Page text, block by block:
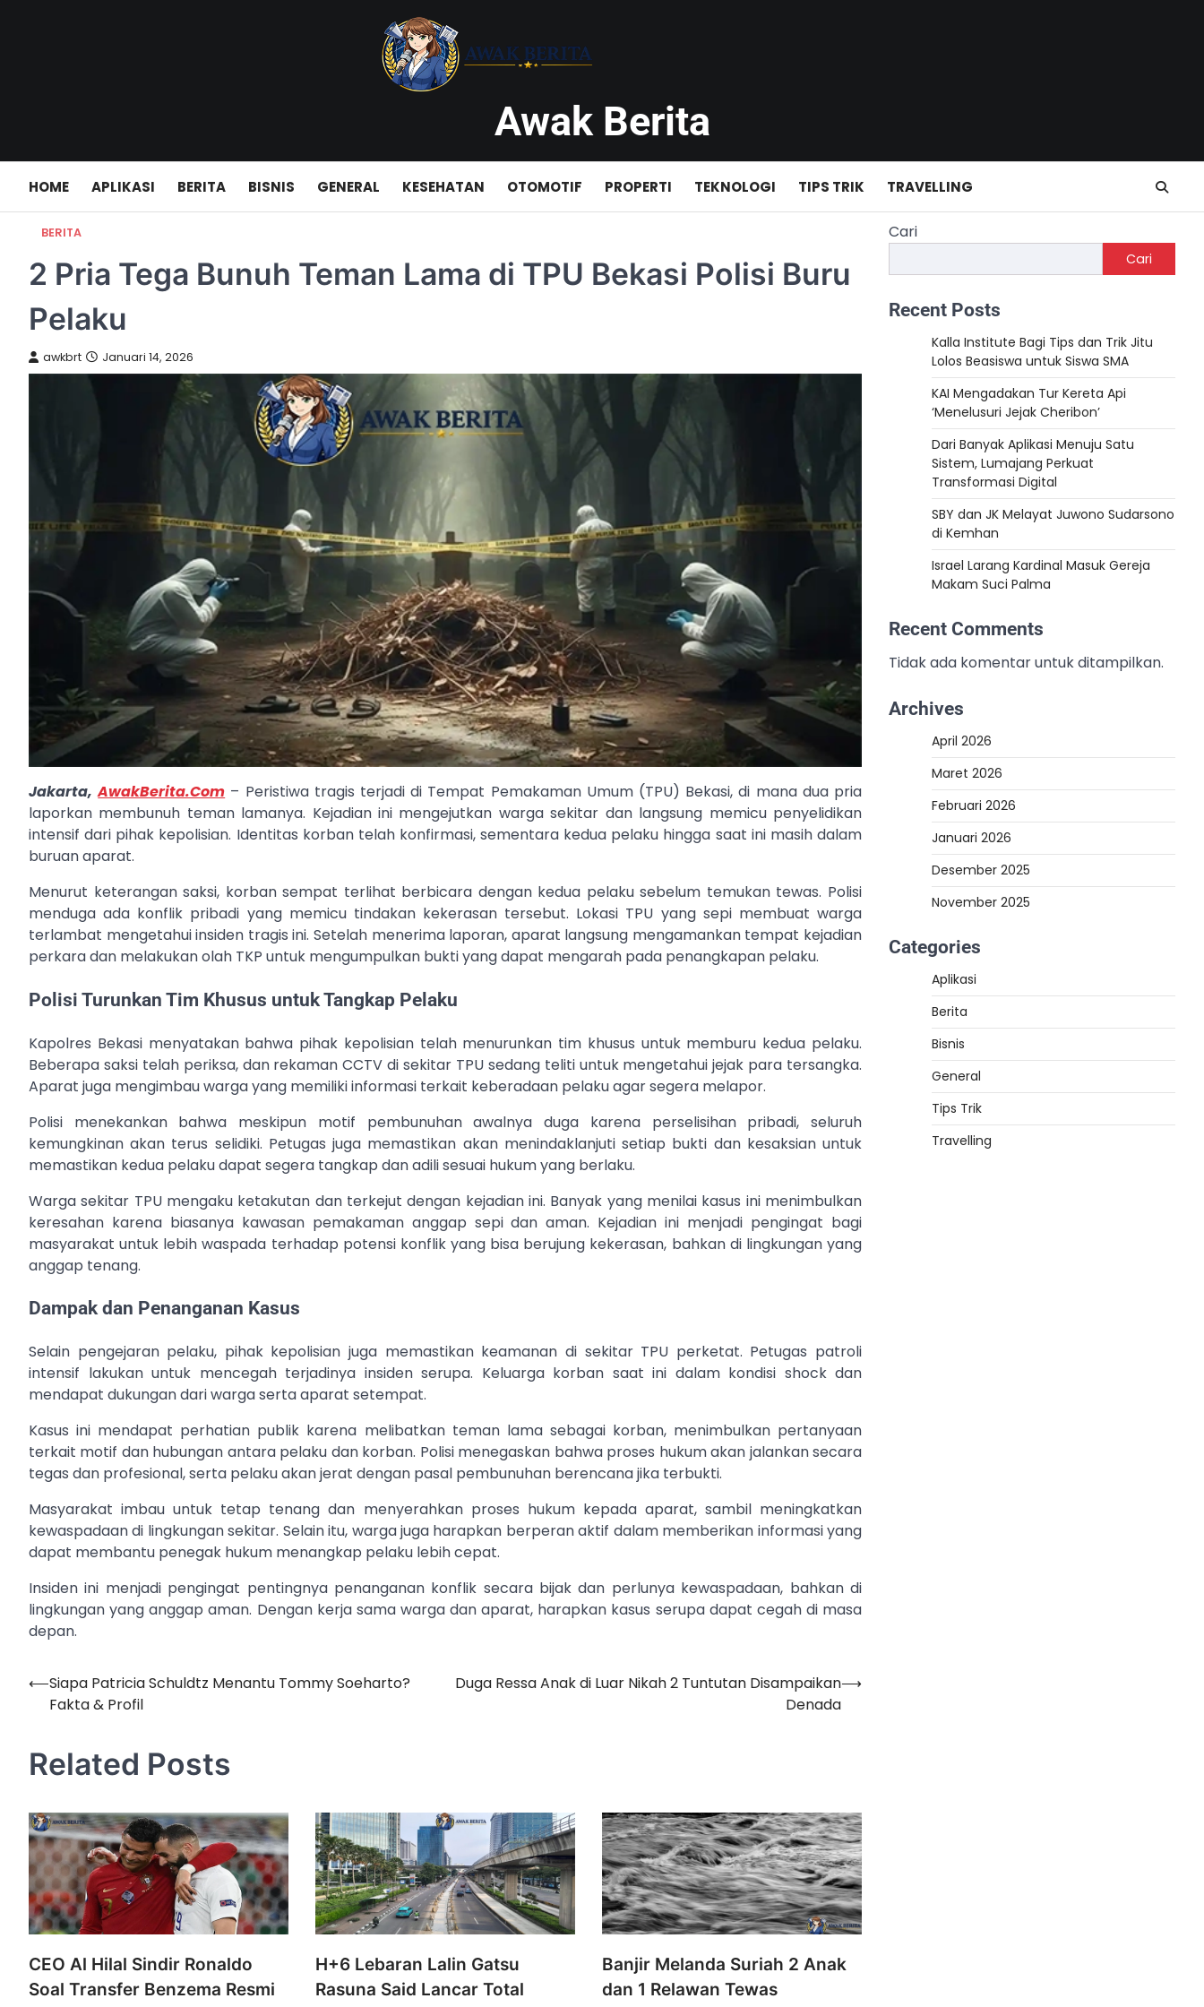
Awak Berita
HOME APLIKASI BERITA BISNIS GENERAL KESEHATAN OTOMOTIF PROPERTI TEKNOLOGI TIPS TRIK TRAVELLING
BERITA
2 Pria Tega Bunuh Teman Lama di TPU Bekasi Polisi Buru
Pelaku
awkbrt Januari 14, 2026
Jakarta,AwakBerita.Com – Peristiwa tragis terjadi di Tempat Pemakaman Umum (TPU) Bekasi, di mana dua pria
laporkan membunuh teman lamanya. Kejadian ini mengejutkan warga sekitar dan langsung memicu penyelidikan
intensif dari pihak kepolisian. Identitas korban telah konfirmasi, sementara kedua pelaku hingga saat ini masih dalam
buruan aparat.
Menurut keterangan saksi, korban sempat terlihat berbicara dengan kedua pelaku sebelum temukan tewas. Polisi
menduga ada konflik pribadi yang memicu tindakan kekerasan tersebut. Lokasi TPU yang sepi membuat warga
terlambat mengetahui insiden tragis ini. Setelah menerima laporan, aparat langsung mengamankan tempat kejadian
perkara dan melakukan olah TKP untuk mengumpulkan bukti yang dapat mengarah pada penangkapan pelaku.
Polisi Turunkan Tim Khusus untuk Tangkap Pelaku
Kapolres Bekasi menyatakan bahwa pihak kepolisian telah menurunkan tim khusus untuk memburu kedua pelaku.
Beberapa saksi telah periksa, dan rekaman CCTV di sekitar TPU sedang teliti untuk mengetahui jejak para tersangka.
Aparat juga mengimbau warga yang memiliki informasi terkait keberadaan pelaku agar segera melapor.
Polisi menekankan bahwa meskipun motif pembunuhan awalnya duga karena perselisihan pribadi, seluruh
kemungkinan akan terus selidiki. Petugas juga memastikan akan menindaklanjuti setiap bukti dan kesaksian untuk
memastikan kedua pelaku dapat segera tangkap dan adili sesuai hukum yang berlaku.
Warga sekitar TPU mengaku ketakutan dan terkejut dengan kejadian ini. Banyak yang menilai kasus ini menimbulkan
keresahan karena biasanya kawasan pemakaman anggap sepi dan aman. Kejadian ini menjadi pengingat bagi
masyarakat untuk lebih waspada terhadap potensi konflik yang bisa berujung kekerasan, bahkan di lingkungan yang
anggap tenang.
Dampak dan Penanganan Kasus
Selain pengejaran pelaku, pihak kepolisian juga memastikan keamanan di sekitar TPU perketat. Petugas patroli
intensif lakukan untuk mencegah terjadinya insiden serupa. Keluarga korban saat ini dalam kondisi shock dan
mendapat dukungan dari warga serta aparat setempat.
Kasus ini mendapat perhatian publik karena melibatkan teman lama sebagai korban, menimbulkan pertanyaan
terkait motif dan hubungan antara pelaku dan korban. Polisi menegaskan bahwa proses hukum akan jalankan secara
tegas dan profesional, serta pelaku akan jerat dengan pasal pembunuhan berencana jika terbukti.
Masyarakat imbau untuk tetap tenang dan menyerahkan proses hukum kepada aparat, sambil meningkatkan
kewaspadaan di lingkungan sekitar. Selain itu, warga juga harapkan berperan aktif dalam memberikan informasi yang
dapat membantu penegak hukum menangkap pelaku lebih cepat.
Insiden ini menjadi pengingat pentingnya penanganan konflik secara bijak dan perlunya kewaspadaan, bahkan di
lingkungan yang anggap aman. Dengan kerja sama warga dan aparat, harapkan kasus serupa dapat cegah di masa
depan.
Navigasi
pos
⟵Siapa Patricia Schuldtz Menantu Tommy Soeharto?
Fakta & Profil
Duga Ressa Anak di Luar Nikah 2 Tuntutan Disampaikan
Denada
⟶
Related Posts
CEO Al Hilal Sindir Ronaldo
Soal Transfer Benzema Resmi
H+6 Lebaran Lalin Gatsu
Rasuna Said Lancar Total
Banjir Melanda Suriah 2 Anak
dan 1 Relawan Tewas
Cari
Cari
Recent Posts
Kalla Institute Bagi Tips dan Trik Jitu
Lolos Beasiswa untuk Siswa SMA
KAI Mengadakan Tur Kereta Api
‘Menelusuri Jejak Cheribon’
Dari Banyak Aplikasi Menuju Satu
Sistem, Lumajang Perkuat
Transformasi Digital
SBY dan JK Melayat Juwono Sudarsono
di Kemhan
Israel Larang Kardinal Masuk Gereja
Makam Suci Palma
Recent Comments
Tidak ada komentar untuk ditampilkan.
Archives
April 2026
Maret 2026
Februari 2026
Januari 2026
Desember 2025
November 2025
Categories
Aplikasi
Berita
Bisnis
General
Tips Trik
Travelling